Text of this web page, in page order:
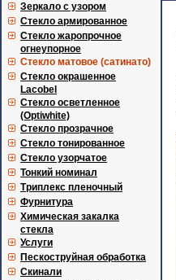
Зеркало с узором
Стекло армированное
Стекло жаропрочное
огнеупорное
Стекло матовое (сатинато)
Стекло окрашенное
Lacobel
Стекло осветленное
(Optiwhite)
Стекло прозрачное
Стекло тонированное
Стекло узорчатое
Тонкий номинал
Триплекс пленочный
Фурнитура
Химическая закалка
стекла
Услуги
Пескоструйная обработка
Скинали